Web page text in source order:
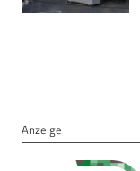
Anzeige